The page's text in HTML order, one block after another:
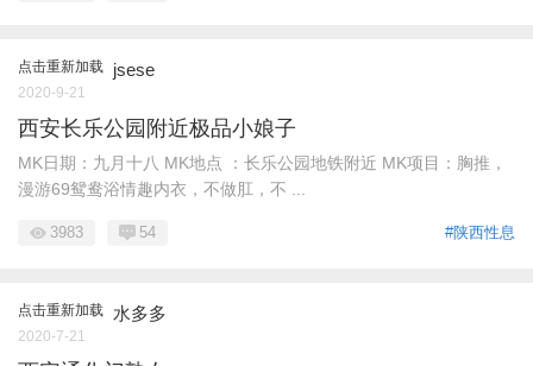
点击重新加载 jsese
2020-9-21
西安长乐公园附近极品小娘子
MK日期：九月十八 MK地点 ：长乐公园地铁附近 MK项目：胸推，
漫游69鸳鸯浴情趣内衣，不做肛，不 ...
#陕西性息
3983 54
点击重新加载 水多多
2020-7-21